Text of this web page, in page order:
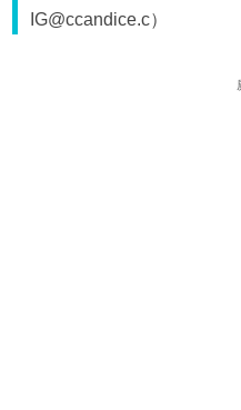
IG@ccandice.c）